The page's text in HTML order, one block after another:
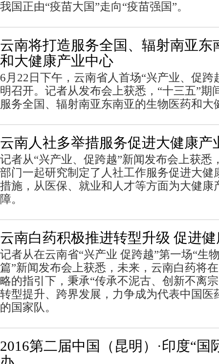
我国正由“疫苗大国”走向“疫苗强国”。
云南将打造服务全国、辐射南亚东
和大健康产业中心
6月22日下午，云南省人首场“兴产业、促跨
明召开。记者从发布会上获悉，“十三五”期
服务全国、辐射南亚东南亚的生物医药和大
云南人社多举措服务促进大健康产
记者从“兴产业、促跨越”新闻发布会上获悉
部门一起研究制定了人社工作服务促进大健
措施，从医保、就业和人才等方面为大健康
障。
云南白药积极推进转型升级 促进
记者从在云南省“兴产业 促跨越”第一场“生
篇”新闻发布会上获悉，未来，云南白药将
略的指引下，秉承“传承不泥古、创新不离
转型提升、跨界发展，力争成为代表中国医
的国家队。
2016第二届中国（昆明）·印度“国